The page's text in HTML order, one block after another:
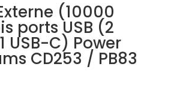
(10000
ports USB (2
USB-C) Power
CD253 / PB83